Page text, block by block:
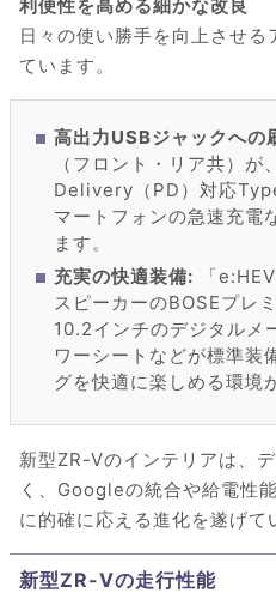
利便性を高める細かな改良
日々の使い勝手を向上させ
ています。
高出力USBジャックへの
（フロント・リア共）
Delivery（PD）対応
マートフォンの急速充電
ます。
充実の快適装備: 「
スピーカーのBOSEプレ
10.2インチのデジタルメ
ワーシートなどが標準装
グを快適に楽しめる環境
新型ZR-Vのインテリアは、
く、Googleの統合や給電性
に的確に応える進化を遂げて
新型ZR-Vの走行性能